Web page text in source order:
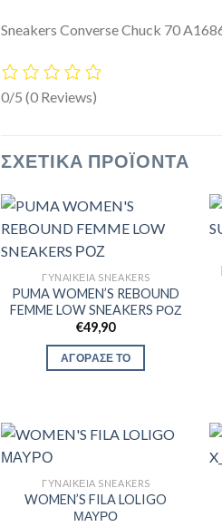
Sneakers Converse Chuck 70
0/5 (0 Reviews)
ΣΧΕΤΙΚΆ ΠΡΟΪΌΝΤΑ
ΓΥΝΑΙΚΕΊΑ SNEAKERS
PUMA WOMEN’S REBOUND
FEMME LOW SNEAKERS ΡΟΖ
€49,90
ΑΓΟΡΑΣΕ ΤΟ
ΓΥΝΑΙΚΕΊΑ SNEAKERS
WOMEN’S FILA LOLIGO
ΜΑΥΡΟ